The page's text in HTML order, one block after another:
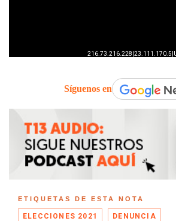
Síguenos en
ETIQUETAS DE ESTA NOTA
ELECCIONES 2021 DENUNCIA